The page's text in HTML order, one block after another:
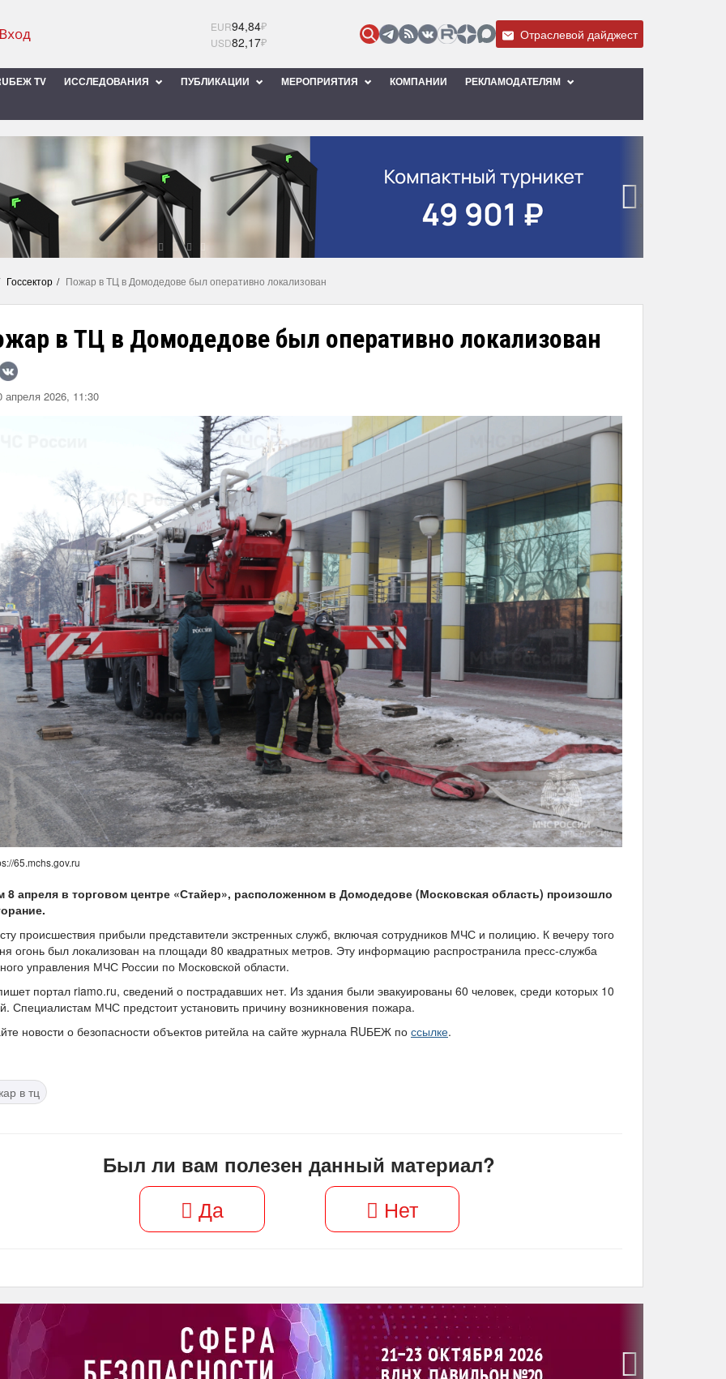
EUR94,84₽
USD82,17₽ Отраслевой дайджест
TV ИССЛЕДОВАНИЯ ПУБЛИКАЦИИ МЕРОПРИЯТИЯ КОМПАНИИ РЕКЛАМОДАТЕЛЯМ
Госсектор Пожар в ТЦ в Домодедове был оперативно локализован
в ТЦ в Домодедове был оперативно локализован
апреля 2026, 11:30
65.mchs.gov.ru
8 апреля в торговом центре «Стайер», расположенном в Домодедове (Московская область) произошло
происшествия прибыли представители экстренных служб, включая сотрудников МЧС и полицию. К вечеру того
огонь был локализован на площади 80 квадратных метров. Эту информацию распространила пресс-служба
управления МЧС России по Московской области.
портал riamo.ru, сведений о пострадавших нет. Из здания были эвакуированы 60 человек, среди которых 10
Специалистам МЧС предстоит установить причину возникновения пожара.
новости о безопасности объектов ритейла на сайте журнала RUБЕЖ по ссылке.
в тц
Был ли вам полезен данный материал?
Да Нет